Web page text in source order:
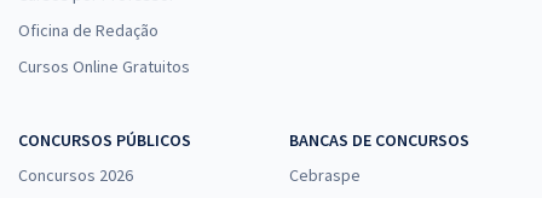
Oficina de Redação
Cursos Online Gratuitos
CONCURSOS PÚBLICOS
Concursos 2026
BANCAS DE CONCURSOS
Cebraspe